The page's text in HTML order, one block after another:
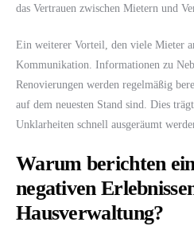
das Vertrauen zwischen Mietern und
Ein weiterer Vorteil, den viele Mieter
Kommunikation. Informationen zu
Renovierungen werden regelmäßig
auf dem neuesten Stand sind. Dies
Unklarheiten schnell ausgeräumt
Warum berichten
negativen
Hausverwaltung?